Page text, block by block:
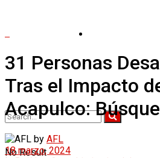
No Result
31 Personas
Tras el Impacto
Acapulco:
by AFL
18 marzo, 2024